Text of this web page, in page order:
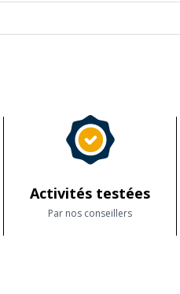
Activités testées
Par nos conseillers